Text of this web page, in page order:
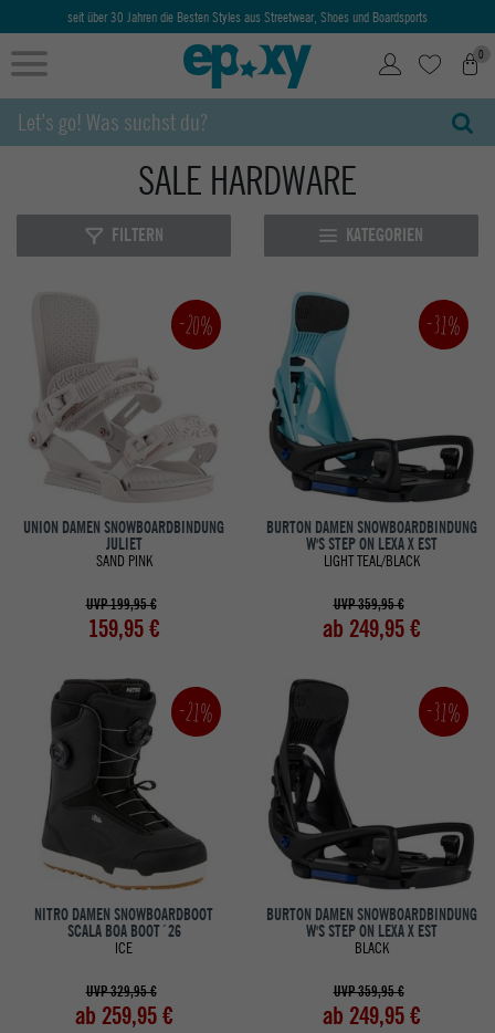
seit über 30 Jahren die Besten Styles aus Streetwear, Shoes und Boardsports
0
SALE HARDWARE
FILTERN KATEGORIEN
-20%
UNION DAMEN SNOWBOARDBINDUNG
JULIET
SAND PINK
UVP 199,95 €
159,95 €
-31%
BURTON DAMEN SNOWBOARDBINDUNG
W'S STEP ON LEXA X EST
LIGHT TEAL/BLACK
UVP 359,95 €
ab 249,95 €
-21%
NITRO DAMEN SNOWBOARDBOOT
SCALA BOA BOOT´26
ICE
UVP 329,95 €
ab 259,95 €
-31%
BURTON DAMEN SNOWBOARDBINDUNG
W'S STEP ON LEXA X EST
BLACK
UVP 359,95 €
ab 249,95 €